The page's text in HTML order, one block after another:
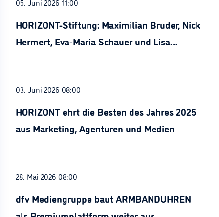
05. Juni 2026 11:00
HORIZONT-Stiftung: Maximilian Bruder, Nick
Hermert, Eva-Maria Schauer und Lisa
03. Juni 2026 08:00
HORIZONT ehrt die Besten des Jahres 2025
aus Marketing, Agenturen und Medien
28. Mai 2026 08:00
dfv Mediengruppe baut ARMBANDUHREN